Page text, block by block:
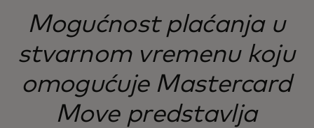
poduzećima i ljudima diljem svijeta.
Mogućnost plaćanja u
stvarnom vremenu koju
omogućuje Mastercard
Move predstavlja